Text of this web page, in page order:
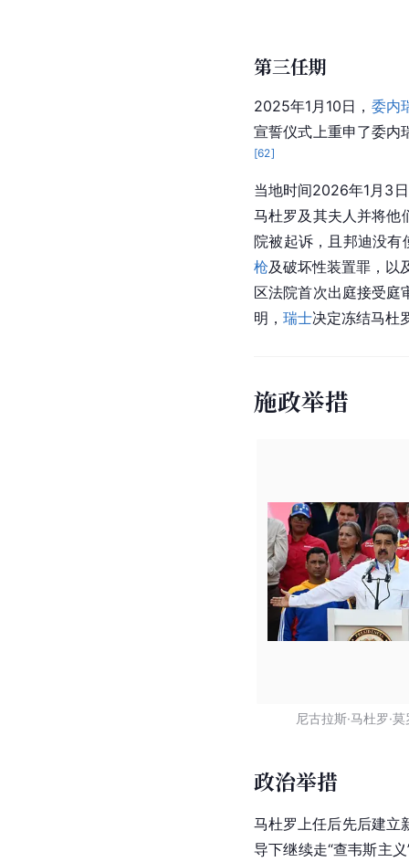
第三任期
2025年1月10日， 委内
宣誓仪式上重申了委内
[62]
当地时间2026年1月3
马杜罗及其夫人并将他
院被起诉，且邦迪没有
枪及破坏性装置罪，以
区法院首次出庭接受庭
明， 瑞士决定冻结马杜
施政举措
尼古拉斯·马杜罗·
政治举措
马杜罗上任后先后建立
导下继续走“查韦斯主